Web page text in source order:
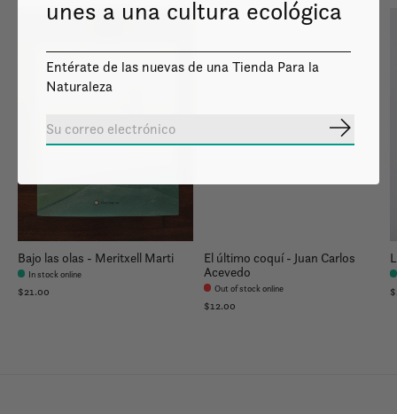
Bajo las olas - Meritxell Marti
In stock online
$21.00
El último coquí - Juan Carlos
Acevedo
Out of stock online
$12.00
unes a una cultura ecológica
Entérate de las nuevas de una Tienda Para la
Naturaleza